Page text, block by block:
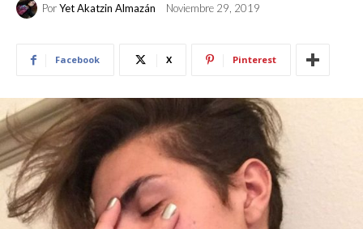
PorYet Akatzin Almazán Noviembre 29, 2019
Facebook X Pinterest